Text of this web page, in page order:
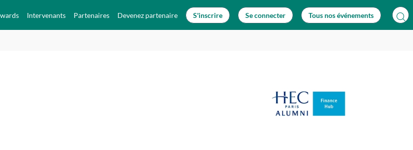
Intervenants Partenaires Devenez partenaire S'inscrire Se connecter Tous nos événements